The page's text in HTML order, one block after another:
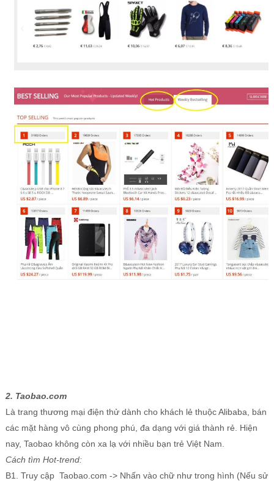
2. Taobao.com
Là trang thương mại điện thử dành cho khách lẻ thuộc Alibaba, bán
các mặt hàng vô cùng phong phú, đa dạng với giá thành rẻ. Hiện
nay, Taobao không còn xa lạ với nhiều bạn trẻ Việt Nam.
Cách tìm Hot-trend:
B1. Truy cập Taobao.com -> Nhấn vào chữ như trong hình (Nếu sử